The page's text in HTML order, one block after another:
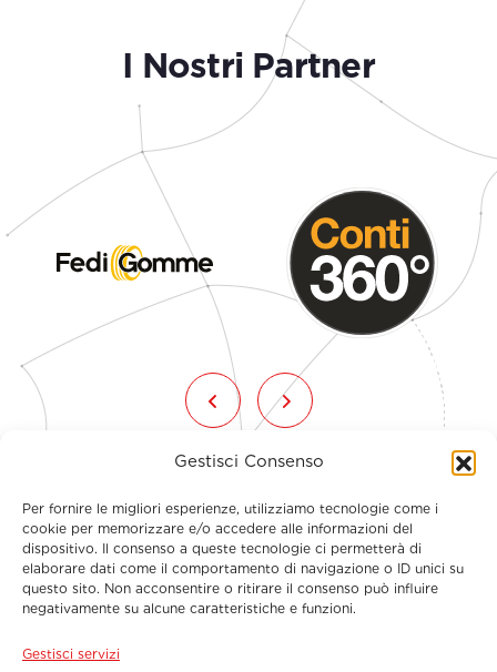
Gestisci Consenso
Per fornire le migliori esperienze, utilizziamo tecnologie come i
cookie per memorizzare e/o accedere alle informazioni del
dispositivo. Il consenso a queste tecnologie ci permetterà di
elaborare dati come il comportamento di navigazione o ID unici su
questo sito. Non acconsentire o ritirare il consenso può influire
negativamente su alcune caratteristiche e funzioni.
Gestisci servizi
I Nostri Partner
Menu
Contatti